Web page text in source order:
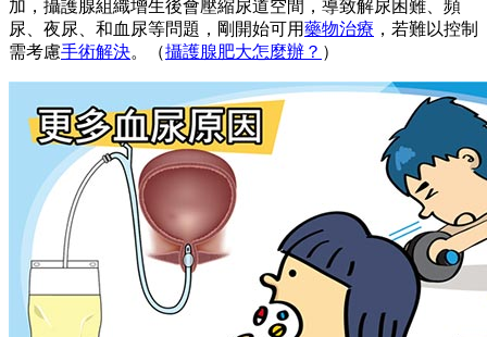
加，攝護腺組織增生後會壓縮尿道空間，導致解尿困難、頻
尿、夜尿、和血尿等問題，剛開始可用藥物治療 ，若難以控制
需考慮手術解決。（攝護腺肥大怎麼辦？ ）